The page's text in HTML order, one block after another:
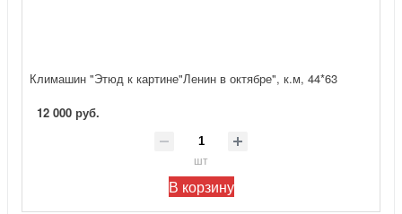
Климашин "Этюд к картине"Ленин в октябре", к.м, 44*63
12 000 руб.
шт
В корзину